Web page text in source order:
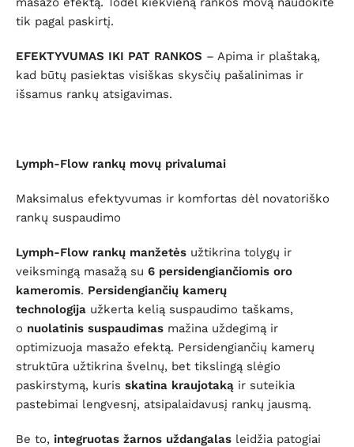
tik pagal paskirtį.
EFEKTYVUMAS IKI PAT RANKOS – Apima ir plaštaką,
kad būtų pasiektas visiškas skysčių pašalinimas ir
išsamus rankų atsigavimas.
Lymph-Flow rankų movų privalumai
Maksimalus efektyvumas ir komfortas dėl novatoriško
rankų suspaudimo
Lymph-Flow rankų manžetės užtikrina tolygų ir
veiksmingą masažą su 6 persidengiančiomis oro
kameromis. Persidengiančių kamerų
technologija užkerta kelią suspaudimo taškams,
o nuolatinis suspaudimas mažina uždegimą ir
optimizuoja masažo efektą. Persidengiančių kamerų
struktūra užtikrina švelnų, bet tikslingą slėgio
paskirstymą, kuris skatina kraujotaką ir suteikia
pastebimai lengvesnį, atsipalaidavusį rankų jausmą.
Be to, integruotas žarnos uždangalas leidžia patogiai